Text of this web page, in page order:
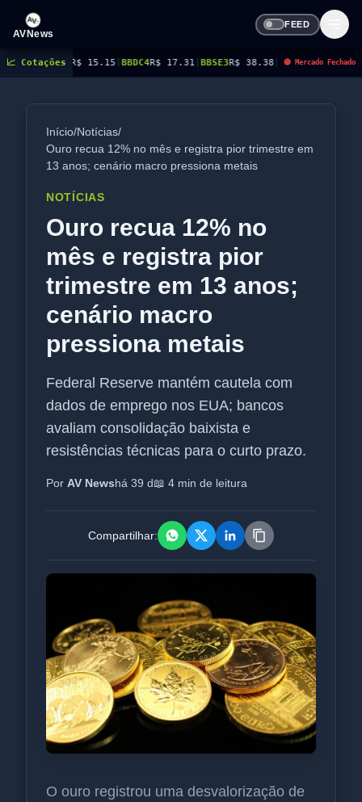
AVNews
FEED
📈 Cotações
15.15|BBDC4 R$ 17.31 |BBSE3R$ 38.38 |BEES3R$ 8.78| BEES4R$ 9.16|
🔴 Mercado Fechado
Início/Notícias/
Ouro recua 12% no mês e registra pior trimestre em
13 anos; cenário macro pressiona metais
NOTÍCIAS
Ouro recua 12% no
mês e registra pior
trimestre em 13 anos;
cenário macro
pressiona metais
Federal Reserve mantém cautela com
dados de emprego nos EUA; bancos
avaliam consolidação baixista e
resistências técnicas para o curto prazo.
Por AV Newshá 39 d📖 4 min de leitura
Compartilhar:
O ouro registrou uma desvalorização de